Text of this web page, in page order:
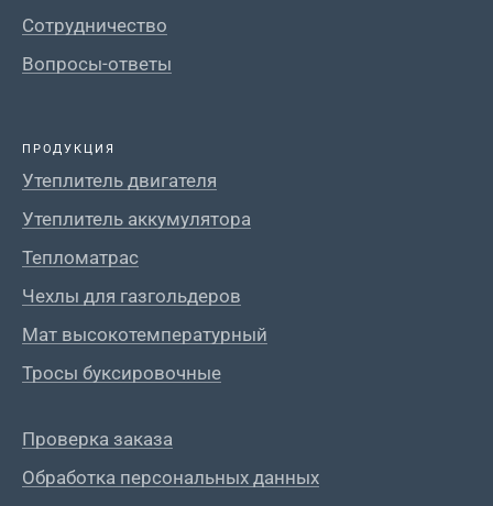
Сотрудничество
Вопросы-ответы
ПРОДУКЦИЯ
Утеплитель двигателя
Утеплитель аккумулятора
Тепломатрас
Чехлы для газгольдеров
Мат высокотемпературный
Тросы буксировочные
Проверка заказа
Обработка персональных данных